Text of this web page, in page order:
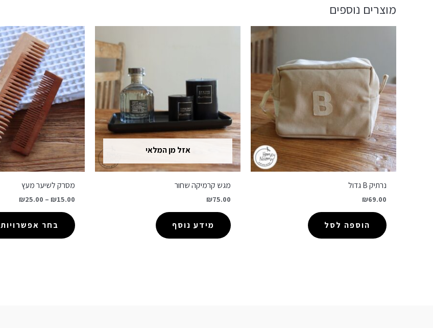
מוצרים נוספים
נרתיק B גדול
₪69.00
הוספה לסל
אזל מן המלאי
מגש קרמיקה שחור
₪75.00
מידע נוסף
מסרק לשיער מעץ
₪15.00
–
₪25.00
בחר אפשרויות